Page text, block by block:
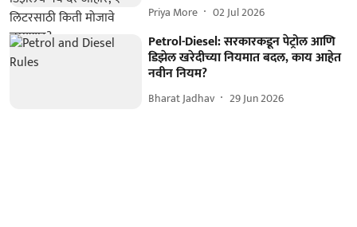
Priya More 02 Jul 2026
Petrol-Diesel: सरकारकडून पेट्रोल आणि
डिझेल खरेदीच्या नियमात बदल, काय आहेत
नवीन नियम?
Bharat Jadhav 29 Jun 2026